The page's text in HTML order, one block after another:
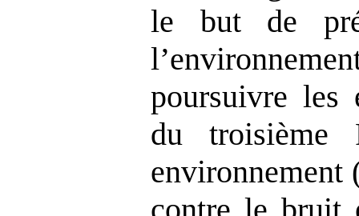
le but de
poursuivre les
du troisième
environnement